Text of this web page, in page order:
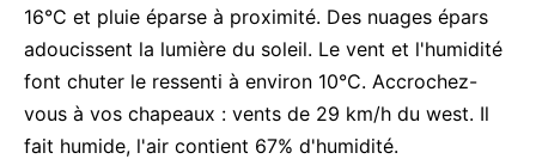
16°C et pluie éparse à proximité. Des nuages épars
adoucissent la lumière du soleil. Le vent et l'humidité
font chuter le ressenti à environ 10°C. Accrochez-
vous à vos chapeaux : vents de 29 km/h du west. Il
fait humide, l'air contient 67% d'humidité.